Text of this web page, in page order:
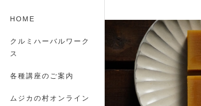
HOME
クルミハーバルワーク
ス
各種講座のご案内
ムジカの村オンライン